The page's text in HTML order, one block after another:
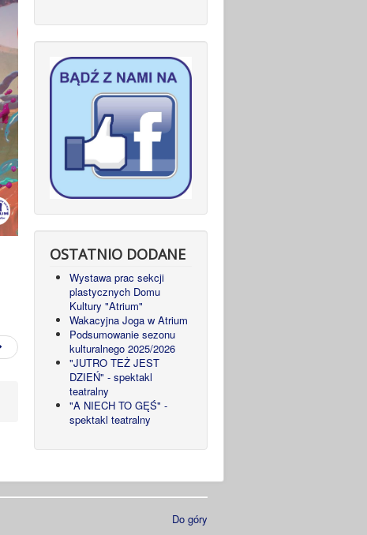
OSTATNIO DODANE
Wystawa prac sekcji
plastycznych Domu
Kultury "Atrium"
Wakacyjna Joga w Atrium
Podsumowanie sezonu
kulturalnego 2025/2026
"JUTRO TEŻ JEST
DZIEŃ" - spektakl
teatralny
"A NIECH TO GĘŚ" -
spektakl teatralny
Do góry